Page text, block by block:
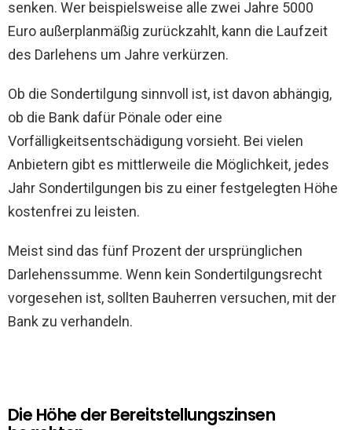
senken. Wer beispielsweise alle zwei Jahre 5000
Euro außerplanmäßig zurückzahlt, kann die Laufzeit
des Darlehens um Jahre verkürzen.
Ob die Sondertilgung sinnvoll ist, ist davon abhängig,
ob die Bank dafür Pönale oder eine
Vorfälligkeitsentschädigung vorsieht. Bei vielen
Anbietern gibt es mittlerweile die Möglichkeit, jedes
Jahr Sondertilgungen bis zu einer festgelegten Höhe
kostenfrei zu leisten.
Meist sind das fünf Prozent der ursprünglichen
Darlehenssumme. Wenn kein Sondertilgungsrecht
vorgesehen ist, sollten Bauherren versuchen, mit der
Bank zu verhandeln.
Die Höhe der Bereitstellungszinsen